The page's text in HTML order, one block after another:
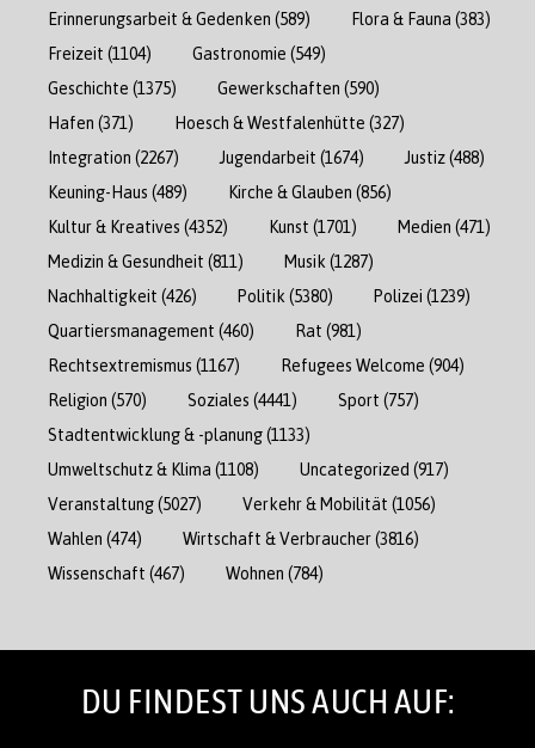
Erinnerungsarbeit & Gedenken (589) Flora & Fauna (383)
Freizeit (1104) Gastronomie (549)
Geschichte (1375) Gewerkschaften (590)
Hafen (371) Hoesch & Westfalenhütte (327)
Integration (2267) Jugendarbeit (1674) Justiz(488)
Keuning-Haus (489) Kirche & Glauben (856)
Kultur & Kreatives (4352) Kunst (1701) Medien (471)
Medizin & Gesundheit (811) Musik (1287)
Nachhaltigkeit (426) Politik (5380) Polizei (1239)
Quartiersmanagement (460) Rat (981)
Rechtsextremismus (1167) Refugees Welcome (904)
Religion (570) Soziales (4441) Sport (757)
Stadtentwicklung & -planung(1133)
Umweltschutz & Klima (1108) Uncategorized (917)
Veranstaltung(5027) Verkehr & Mobilität (1056)
Wahlen (474) Wirtschaft & Verbraucher(3816)
Wissenschaft (467) Wohnen (784)
DU FINDEST UNS AUCH AUF: